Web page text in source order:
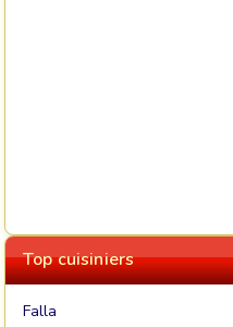
Top cuisiniers
Falla